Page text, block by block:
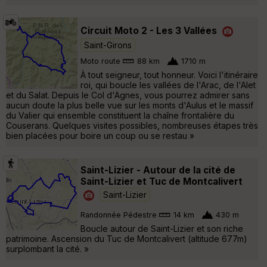
Circuit Moto 2 - Les 3 Vallées
Saint-Girons
Moto route 88 km 1710 m
À tout seigneur, tout honneur. Voici l'itinéraire
roi, qui boucle les vallées de l'Arac, de l'Alet
et du Salat. Depuis le Col d'Agnes, vous pourrez admirer sans
aucun doute la plus belle vue sur les monts d'Aulus et le massif
du Valier qui ensemble constituent la chaîne frontalière du
Couserans. Quelques visites possibles, nombreuses étapes très
bien placées pour boire un coup ou se restau »
Saint-Lizier - Autour de la cité de
Saint-Lizier et Tuc de Montcalivert
Saint-Lizier
Randonnée Pédestre 14 km 430 m
Boucle autour de Saint-Lizier et son riche
patrimoine. Ascension du Tuc de Montcalivert (altitude 677m)
surplombant la cité. »